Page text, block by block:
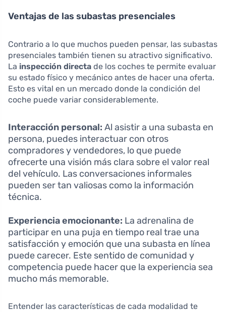
Ventajas de las subastas presenciales
Contrario a lo que muchos pueden pensar, las subastas
presenciales también tienen su atractivo significativo.
La inspección directa de los coches te permite evaluar
su estado físico y mecánico antes de hacer una oferta.
Esto es vital en un mercado donde la condición del
coche puede variar considerablemente.
Interacción personal: Al asistir a una subasta en
persona, puedes interactuar con otros
compradores y vendedores, lo que puede
ofrecerte una visión más clara sobre el valor real
del vehículo. Las conversaciones informales
pueden ser tan valiosas como la información
técnica.
Experiencia emocionante: La adrenalina de
participar en una puja en tiempo real trae una
satisfacción y emoción que una subasta en línea
puede carecer. Este sentido de comunidad y
competencia puede hacer que la experiencia sea
mucho más memorable.
Entender las características de cada modalidad te